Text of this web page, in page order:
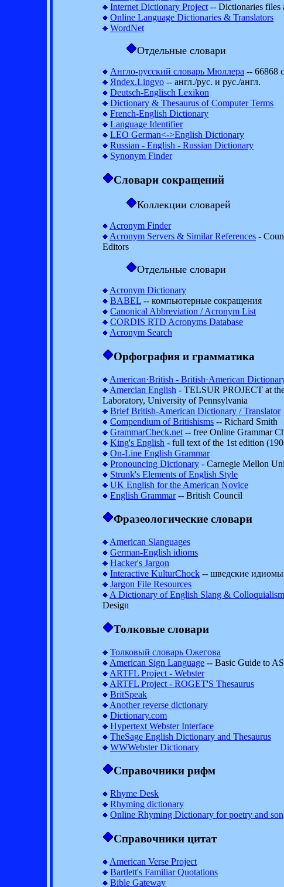
Internet Dictionary Project -- Dictionaries files
Online Language Dictionaries & Translators
WordNet
Отдельные словари
Англо-русский словарь Мюллера -- 66868
Яndex.Lingvo -- англ./рус. и рус./англ.
Deutsch-Englisch Lexikon
Dictionary & Thesaurus of Computer Terms
French-English Dictionary
Language Identifier
LEO German<->English Dictionary
Russian - English - Russian Dictionary
Synonym Finder
Словари сокращений
Коллекции словарей
Acronym Finder
Acronym Servers & Similar References -
Editors
Отдельные словари
Acronym Dictionary
BABEL -- компьютерные сокращения
Canonical Abbreviation / Acronym List
CORDIS RTD Acronyms Database
Acronym Search
Орфография и грамматика
American·British - British·American
Amercian English - TELSUR PROJECT at
Laboratory, University of Pennsylvania
Brief British-American Dictionary / Translator
Compendium of Britishisms -- Richard Smith
GrammarCheck.net -- free Online Grammar
King's English - full text of the 1st edition
On-Line English Grammar
Pronouncing Dictionary - Carnegie Mellon
Strunk's Elements of English Style
UK English for the American Novice
English Grammar-- British Council
Фразеологические словари
American Slanguages
German-English idioms
Hacker's Jargon
Interactive KulturChock -- шведские идиомы
Jargon File Resources
A Dictionary of English Slang &
Design
Толковые словари
Толковый словарь Ожегова
American Sign Language -- Basic Guide to
ARTFL Project - Webster
ARTFL Project - ROGET'S Thesaurus
BritSpeak
Another reverse dictionary
Dictionary.com
Hypertext Webster Interface
TheSage English Dictionary and Thesaurus
WWWebster Dictionary
Справочники рифм
Rhyme Desk
Rhyming dictionary
Online Rhyming Dictionary for poetry and
Справочники цитат
American Verse Project
Bartlett's Familiar Quotations
Bible Gateway